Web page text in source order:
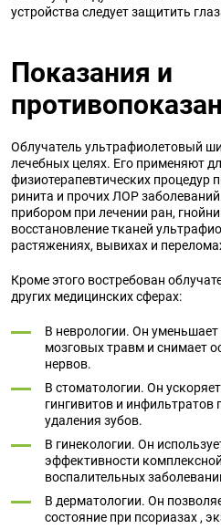
устройства следует защитить
Показания и
Облучатель ультрафиолетовый
лечебных целях. Его применяют
физиотерапевтических процедур
ринита и прочих ЛОР
прибором при лечении ран,
восстановление тканей
растяжениях, вывихах и
Кроме этого востребован
других медицинских сферах:
В неврологии. Он уменьшает
мозговых травм и снимает
нервов.
В стоматологии. Он
гингивитов и
удаления зубов.
В гинекологии. Он
эффективности
воспалительных
В дерматологии. Он
состояние при псориазах ,